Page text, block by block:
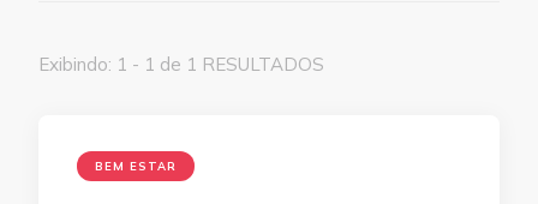
Exibindo: 1 - 1 de 1 RESULTADOS
BEM ESTAR